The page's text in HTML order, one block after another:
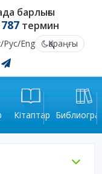
барлығы
термин
/Рус/Eng
Қараңғы
Кітаптар